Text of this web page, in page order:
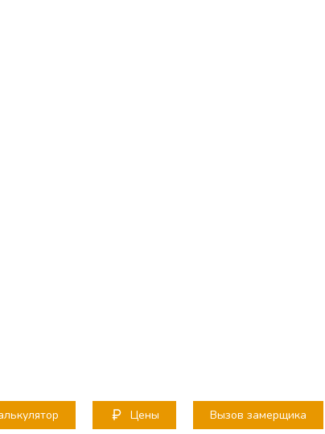
Цены Вызов замерщика